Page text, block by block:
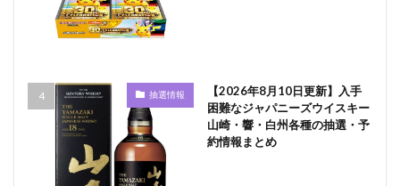
抽選情報
【2026年8月10日更新】入手
困難なジャパニーズウイスキー
山崎・響・白州各種の抽選・予
約情報まとめ